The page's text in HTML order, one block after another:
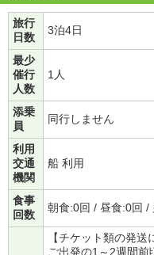
旅行
日数
3泊4日
最少
催行
人数
1人
添乗
員
同行しません
利用
交通
機関
船 利用
食事
回数
朝食:0回 / 昼食:0回 /
【チケット類の発送
ご出発の1～2週間